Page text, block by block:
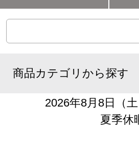
商品カテゴリから探す
2026年8月8日（
夏季休